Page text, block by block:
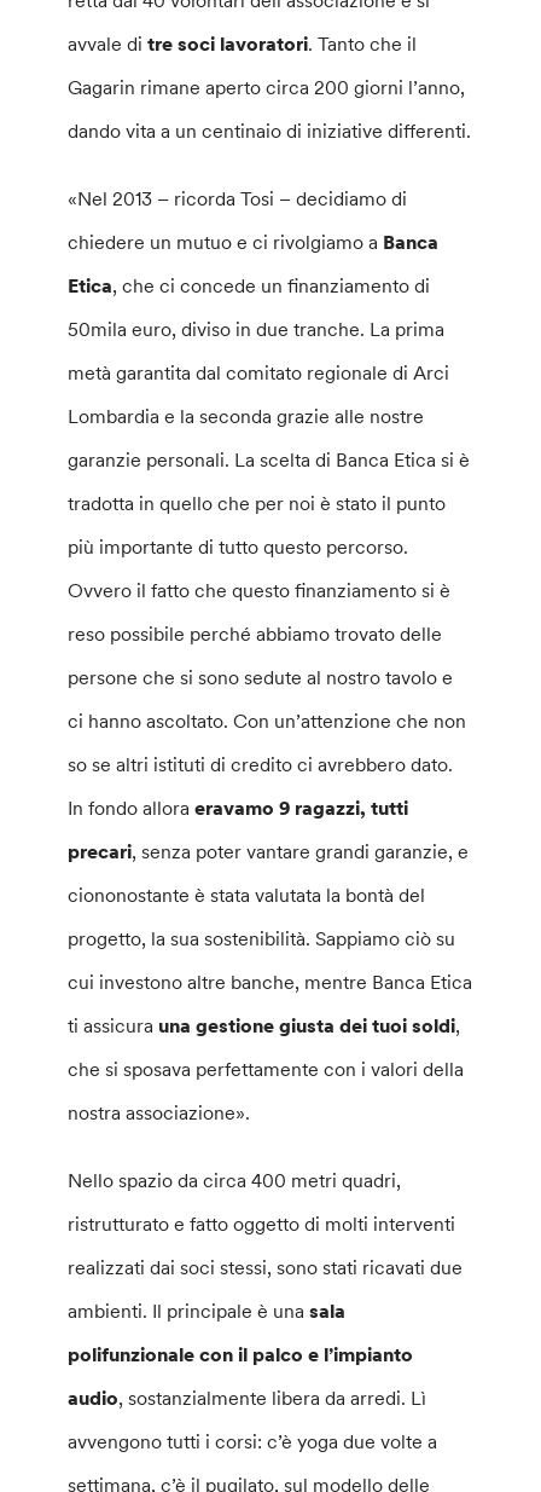
avvale di tre soci lavoratori. Tanto che il
Gagarin rimane aperto circa 200 giorni l’anno,
dando vita a un centinaio di iniziative differenti.
«Nel 2013 – ricorda Tosi – decidiamo di
chiedere un mutuo e ci rivolgiamo a Banca
Etica, che ci concede un finanziamento di
50mila euro, diviso in due tranche. La prima
metà garantita dal comitato regionale di Arci
Lombardia e la seconda grazie alle nostre
garanzie personali. La scelta di Banca Etica si è
tradotta in quello che per noi è stato il punto
più importante di tutto questo percorso.
Ovvero il fatto che questo finanziamento si è
reso possibile perché abbiamo trovato delle
persone che si sono sedute al nostro tavolo e
ci hanno ascoltato. Con un’attenzione che non
so se altri istituti di credito ci avrebbero dato.
In fondo alloraeravamo 9 ragazzi, tutti
precari, senza poter vantare grandi garanzie, e
ciononostante è stata valutata la bontà del
progetto, la sua sostenibilità. Sappiamo ciò su
cui investono altre banche, mentre Banca Etica
ti assicura una gestione giusta dei tuoi soldi,
che si sposava perfettamente con i valori della
nostra associazione».
Nello spazio da circa 400 metri quadri,
ristrutturato e fatto oggetto di molti interventi
realizzati dai soci stessi, sono stati ricavati due
ambienti. Il principale è unasala
polifunzionale con il palco e l’impianto
audio, sostanzialmente libera da arredi. Lì
avvengono tutti i corsi: c’è yoga due volte a
settimana, c’è il pugilato, sul modello delle